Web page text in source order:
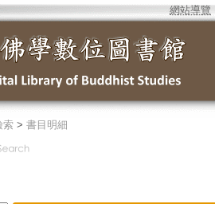
網站導覽
索 > 書目明細